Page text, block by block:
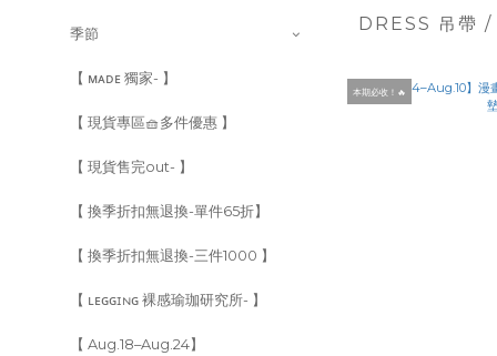
季節
【 ᴍᴀᴅᴇ 獨家- 】
【 現貨專區🧺多件優惠 】
【 現貨售完out- 】
【 換季折扣無退換-單件65折】
【 換季折扣無退換-三件1000 】
【 ʟᴇɢɢɪɴɢ 裸感瑜珈研究所- 】
【 Aug.18–Aug.24】
DRESS 吊帶 /
本期必收！🔥